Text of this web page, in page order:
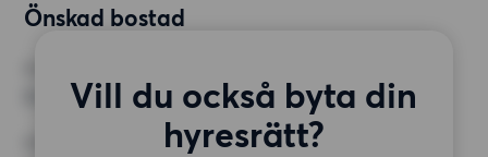
Önskad bostad
Vill du också byta din
hyresrätt?
MINST ANTAL KVADRATMETER